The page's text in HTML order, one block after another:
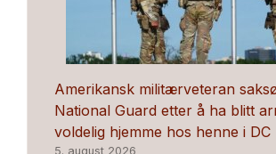
Amerikansk militærveteran
National Guard etter å ha blitt
voldelig hjemme hos henne i DC
5. august 2026